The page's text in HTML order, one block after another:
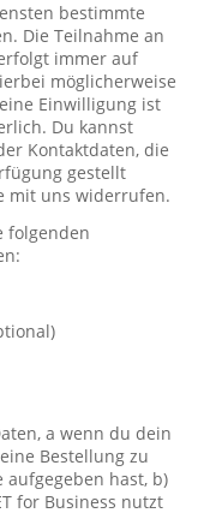
bestimmte
Die Teilnahme an
immer auf
möglicherweise
Einwilligung ist
Du kannst
Kontaktdaten, die
gestellt
mit uns widerrufen.
folgenden
a wenn du dein
Bestellung zu
hast, b)
for Business nutzt